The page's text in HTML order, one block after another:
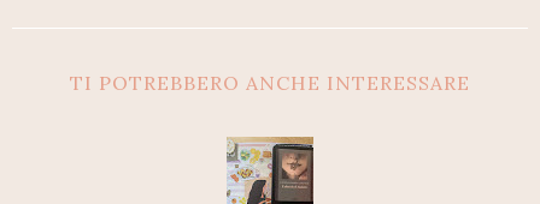
TI POTREBBERO ANCHE INTERESSARE